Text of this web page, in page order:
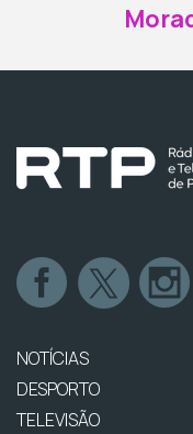
NOTÍCIAS
DESPORTO
TELEVISÃO